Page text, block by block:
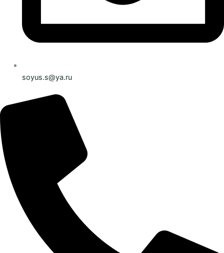
soyus.s@ya.ru